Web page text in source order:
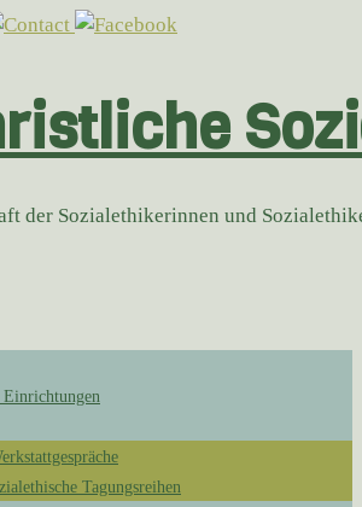
der Sozialethikerinnen und
Einrichtungen
Tagungsreihen